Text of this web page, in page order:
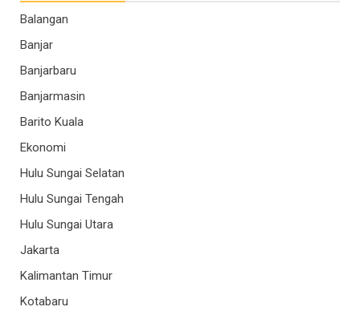
Balangan
Banjar
Banjarbaru
Banjarmasin
Barito Kuala
Ekonomi
Hulu Sungai Selatan
Hulu Sungai Tengah
Hulu Sungai Utara
Jakarta
Kalimantan Timur
Kotabaru